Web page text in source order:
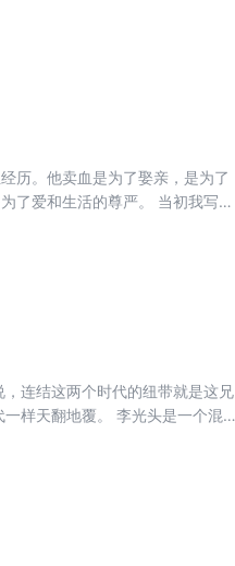
历。他卖血是为了娶亲，是为了
了爱和生活的尊严。 当初我写完
连结这两个时代的纽带就是这兄
样天翻地覆。 李光头是一个混世